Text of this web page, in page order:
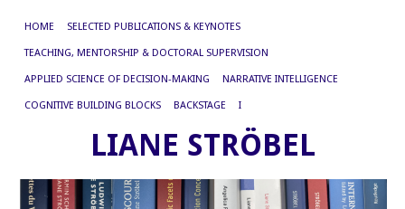
HOME SELECTED PUBLICATIONS & KEYNOTES
TEACHING, MENTORSHIP & DOCTORAL SUPERVISION
APPLIED SCIENCE OF DECISION-MAKING NARRATIVE INTELLIGENCE
COGNITIVE BUILDING BLOCKS BACKSTAGE I
LIANE STRÖBEL